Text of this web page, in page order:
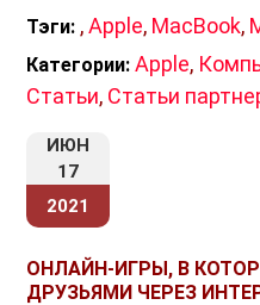
Тэги: ,Apple, MacBook,
Категории: Apple,
Статьи, Статьи
ИЮН
17
2021
ОНЛАЙН-ИГРЫ, В
ДРУЗЬЯМИ ЧЕРЕЗ